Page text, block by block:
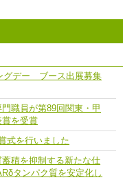
グデー ブース出展募集
職員が第89回関東・甲
を受賞
式を行いました
積を抑制する新たな仕
タンパク質を安定化し